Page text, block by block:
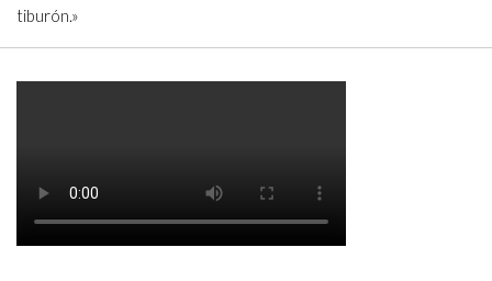
tiburón.»